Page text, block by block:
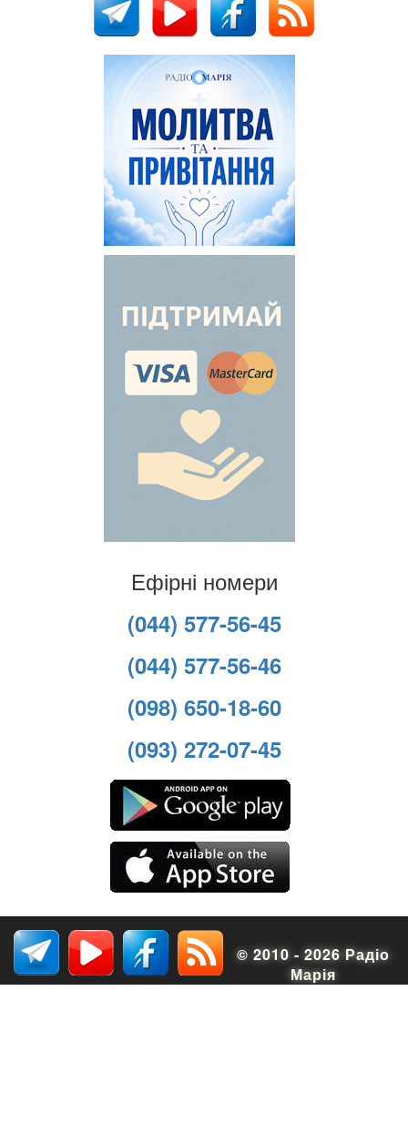
Ефірні номери
(044) 577-56-45
(044) 577-56-46
(098) 650-18-60
(093) 272-07-45
© 2010 - 2026 Радіо
Марія